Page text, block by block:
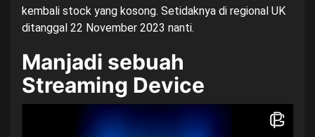
kembali stock yang kosong. Setidaknya di regional UK
ditanggal 22 November 2023 nanti.
Manjadi sebuah
Streaming Device